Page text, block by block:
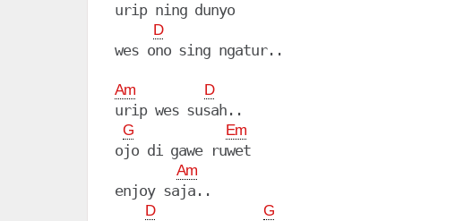
urip ning dunyo
D
wes ono sing ngatur..
Am D
urip wes susah..
G Em
ojo di gawe ruwet
Am
enjoy saja..
D G